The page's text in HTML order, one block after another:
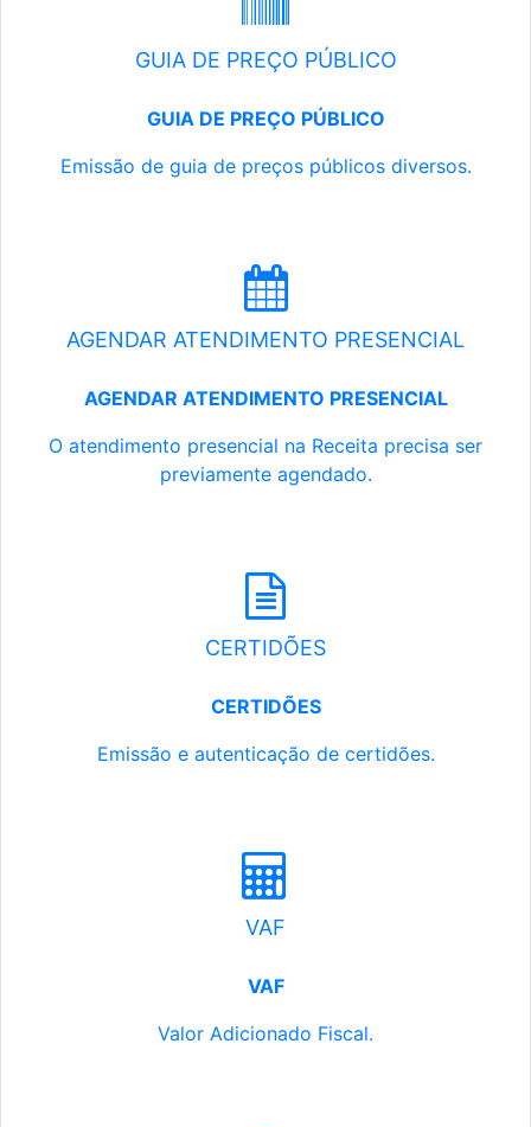
GUIA DE PREÇO PÚBLICO
GUIA DE PREÇO PÚBLICO
Emissão de guia de preços públicos diversos.
AGENDAR ATENDIMENTO PRESENCIAL
AGENDAR ATENDIMENTO PRESENCIAL
O atendimento presencial na Receita precisa ser
previamente agendado.
CERTIDÕES
CERTIDÕES
Emissão e autenticação de certidões.
VAF
VAF
Valor Adicionado Fiscal.